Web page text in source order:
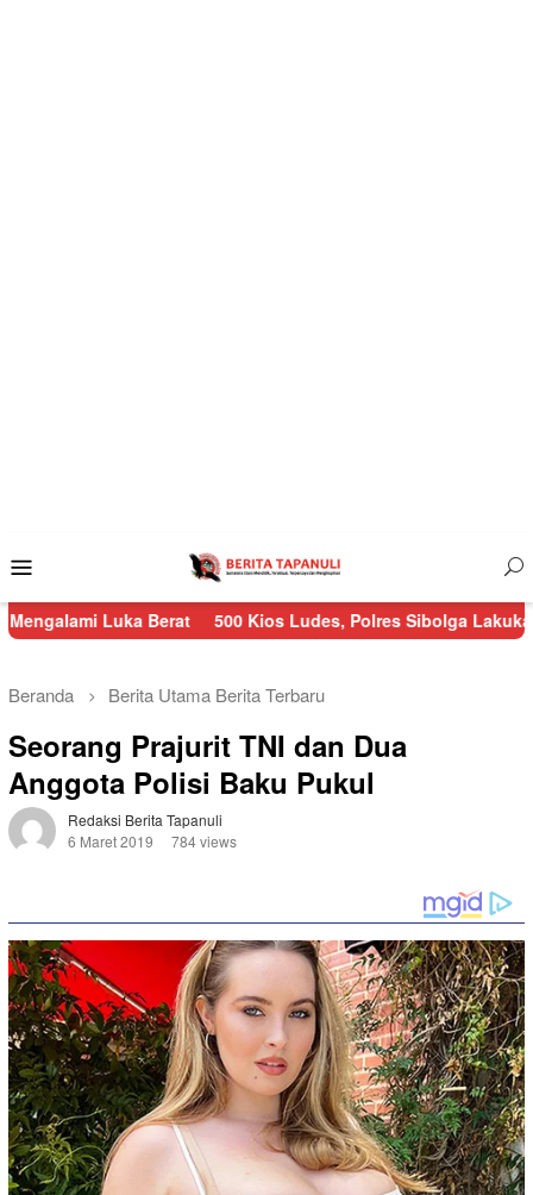
Mobile
Berat 500 Kios Ludes, Polres Sibolga Lakukan
Beranda Berita Utama Berita Terbaru
Seorang Prajurit TNI dan Dua
Anggota Polisi Baku Pukul
Redaksi Berita Tapanuli
6 Maret 2019
784 views